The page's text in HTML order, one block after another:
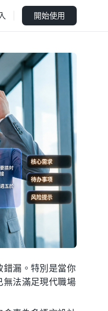
開始使用
錯漏。特別是當你
無法滿足現代職場